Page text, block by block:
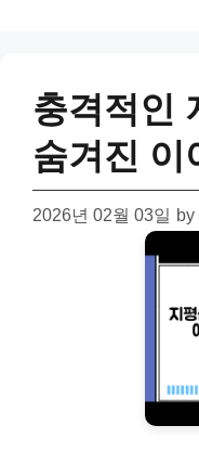
충격적인
숨겨진 이
2026년 02월 03일 by